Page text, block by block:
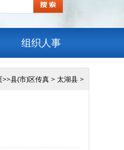
组织人事
>>县(市)区传真 > 太湖县 >